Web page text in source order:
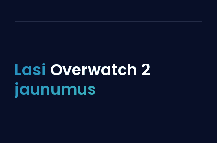
Lasi Overwatch 2
jaunumus